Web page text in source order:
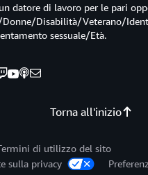
Torna all'inizio
datore di lavoro per le pari
Donne/Disabilità/Veterano/
sessuale/Età.
di utilizzo del sito
sulla privacy